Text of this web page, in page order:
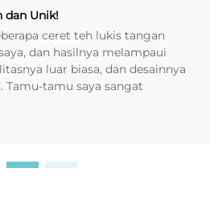
dan Unik!
ceret teh lukis tangan
dan hasilnya melampaui
luar biasa, dan desainnya
Tamu-tamu saya sangat